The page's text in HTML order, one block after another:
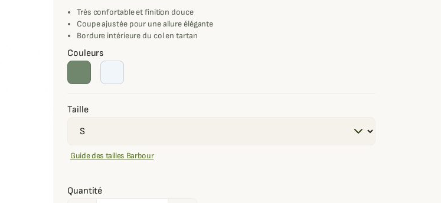
Très confortable et finition douce
Coupe ajustée pour une allure élégante
Bordure intérieure du col en tartan
Couleurs
Taille
Guide des tailles Barbour
Quantité